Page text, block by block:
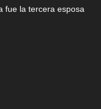
fue la tercera esposa